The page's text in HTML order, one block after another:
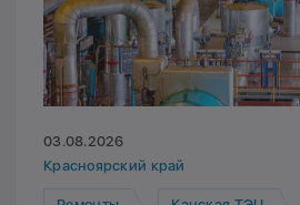
03.08.2026
Красноярский край